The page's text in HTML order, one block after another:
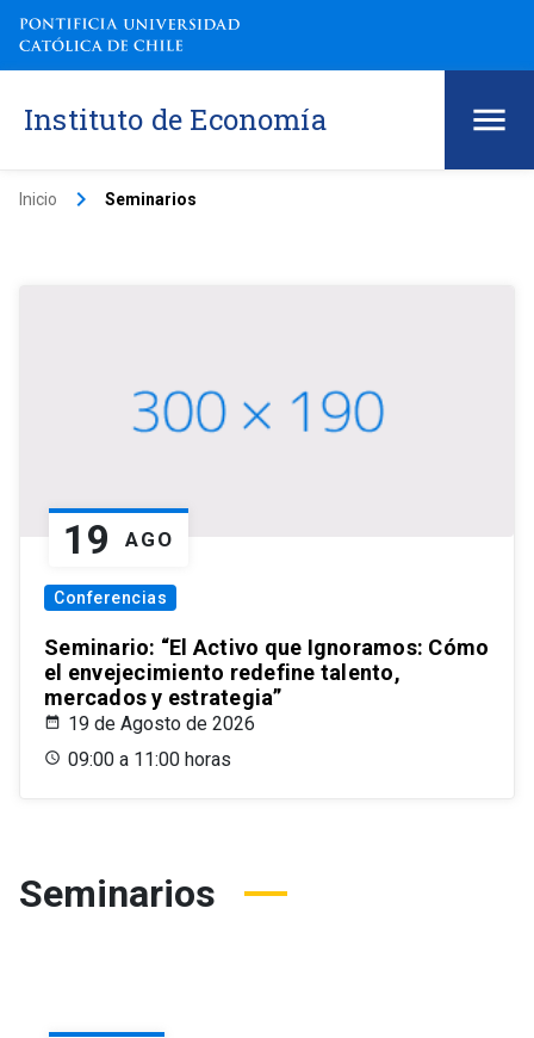
Instituto de Economía
Inicio keyboard_arrow_right Seminarios
19 AGO
Conferencias
Seminario: “El Activo que Ignoramos: Cómo
el envejecimiento redefine talento,
mercados y estrategia”
19 de Agosto de 2026
09:00 a 11:00 horas
Seminarios